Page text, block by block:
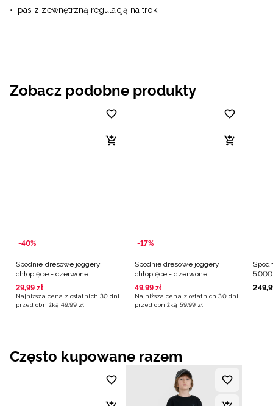
pas z zewnętrzną regulacją na troki
Zobacz podobne produkty
-40%
Spodnie dresowe joggery
chłopięce - czerwone
29,99 zł
Najniższa cena z ostatnich 30 dni
przed obniżką 49,99 zł
-17%
Spodnie dresowe joggery
chłopięce - czerwone
49,99 zł
Najniższa cena z ostatnich 30 dni
przed obniżką 59,99 zł
5000
249,
Często kupowane razem